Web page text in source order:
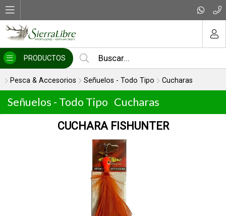
PRODUCTOS
Pesca & Accesorios Señuelos - Todo Tipo Cucharas
Señuelos - Todo Tipo Cucharas
CUCHARA FISHUNTER